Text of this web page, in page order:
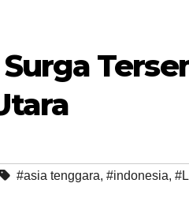
#asia tenggara, #indonesia,